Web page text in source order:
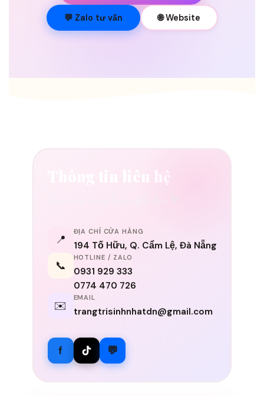
💐
💬 Zalo tư vấn 🌐 Website
Thông tin liên hệ
📍
ĐỊA CHỈ CỬA HÀNG
194 Tố Hữu, Q. Cẩm Lệ, Đà Nẵng
📞
HOTLINE / ZALO
0931 929 333
0774 470 726
✉️
EMAIL
trangtrisinhnhatdn@gmail.com
f 💬